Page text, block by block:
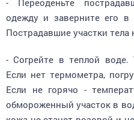
одежду и заверните его
Пострадавшие участки тела
Если нет термометра,
Если не горячо -
обмороженный участок в
кожа не станет розовой и